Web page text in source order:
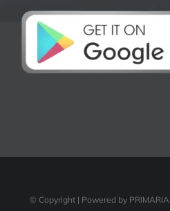
© Copyright | Powered by